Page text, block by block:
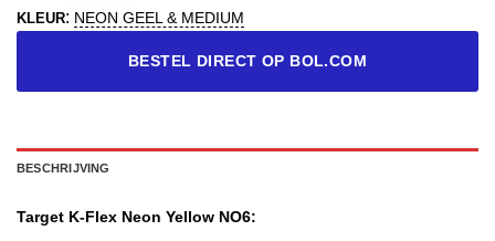
KLEUR: NEON GEEL & MEDIUM
BESTEL DIRECT OP BOL.COM
BESCHRIJVING
Target K-Flex Neon Yellow NO6: